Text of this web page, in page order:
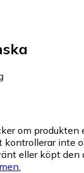
om produkten
kontrollerar inte
eller köpt den